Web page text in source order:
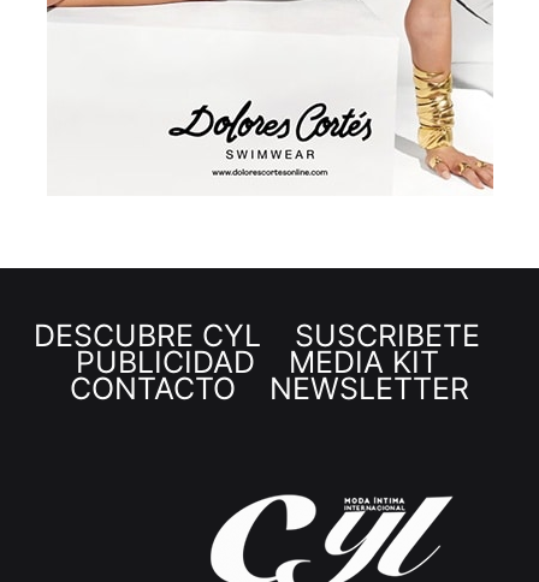
DESCUBRE CYL SUSCRÍBETE
PUBLICIDAD MEDIA KIT
CONTACTO NEWSLETTER